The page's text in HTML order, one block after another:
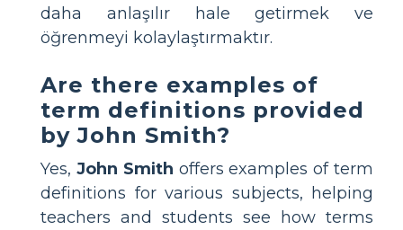
daha anlaşılır hale getirmek ve
öğrenmeyi kolaylaştırmaktır.
Are there examples of
term definitions provided
by John Smith?
Yes, John Smith offers examples of term
definitions for various subjects, helping
teachers and students see how terms